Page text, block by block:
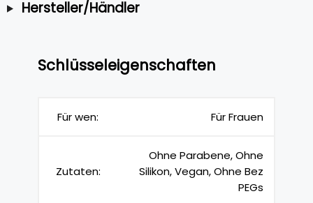
Hersteller/Händler
Schlüsseleigenschaften
Für wen: Für Frauen
Zutaten:
Ohne Parabene, Ohne
Silikon, Vegan, Ohne Bez
PEGs